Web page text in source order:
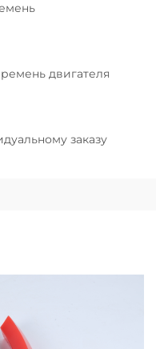
ремень двигателя
заказу